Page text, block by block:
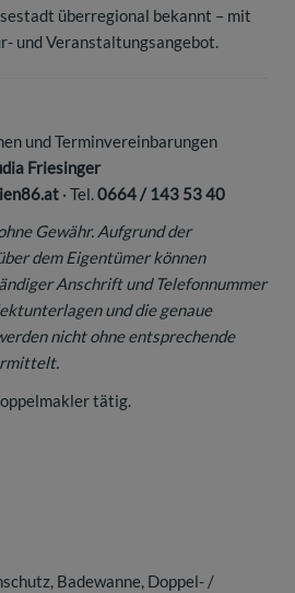
überregional bekannt – mit
und Veranstaltungsangebot.
und Terminvereinbarungen
Friesinger
· Tel.0664 / 143 53 40
Gewähr. Aufgrund der
dem Eigentümer können
Anschrift und Telefonnummer
und die genaue
nicht ohne entsprechende
tätig.
Badewanne Doppel- /